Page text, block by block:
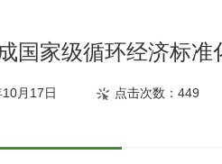
国家级循环经济标准
月17日 点击次数： 449